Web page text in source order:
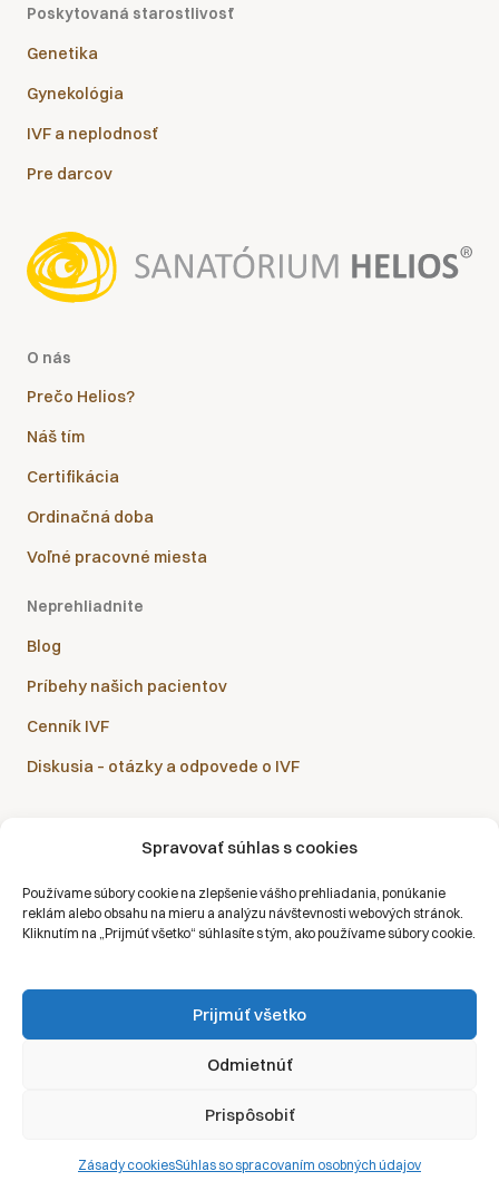
Spravovať súhlas s cookies
Používame súbory cookie na zlepšenie vášho prehliadania, ponúkanie
reklám alebo obsahu na mieru a analýzu návštevnosti webových stránok.
Kliknutím na „Prijmúť všetko“ súhlasíte s tým, ako používame súbory cookie.
Prijmúť všetko
Odmietnúť
Prispôsobiť
Zásady cookiesSúhlas so spracovaním osobných údajov
Poskytovaná starostlivosť
Genetika
Gynekológia
IVF a neplodnosť
Pre darcov
O nás
Prečo Helios?
Náš tím
Certifikácia
Ordinačná doba
Voľné pracovné miesta
Neprehliadnite
Blog
Príbehy našich pacientov
Cenník IVF
Diskusia – otázky a odpovede o IVF
Sanatórium Helios je partnerom všetkých zdravotných
poisťovní:
Copyright © 2026 | Všetky práva vyhradené | Sanatórium Helios SK